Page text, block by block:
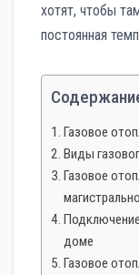
хотят, чтобы
постоянная
Газовое
Виды
Газовое
доме
Газовое